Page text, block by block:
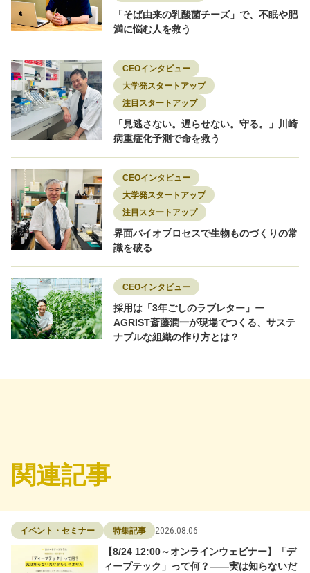
「そば由来の乳酸菌チーズ」で、不眠や肥
満に悩む人を救う
CEOインタビュー
大学発スタートアップ
注目スタートアップ
「見逃さない。遅らせない。守る。」川崎
病重症化予測で命を救う
CEOインタビュー
大学発スタートアップ
注目スタートアップ
界面バイオプロセスで生物ものづくりの常
識を破る
CEOインタビュー
採用は「3年ごしのラブレター」ー
AGRIST斎藤潤一が現場でつくる、サステ
ナブルな組織の作り方とは？
関連記事
イベント・セミナー 特集記事 2026.08.06
【8/24 12:00～オンラインウェビナー】「デ
ィープテック」って何？——実は知らないだ